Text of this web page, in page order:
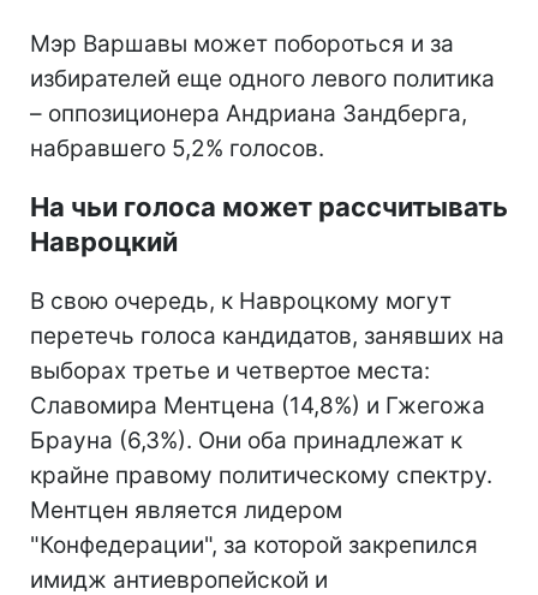
Мэр Варшавы может побороться и за
избирателей еще одного левого политика
– оппозиционера Андриана Зандберга,
набравшего 5,2% голосов.
На чьи голоса может рассчитывать
Навроцкий
В свою очередь, к Навроцкому могут
перетечь голоса кандидатов, занявших на
выборах третье и четвертое места:
Славомира Ментцена (14,8%) и Гжегожа
Брауна (6,3%). Они оба принадлежат к
крайне правому политическому спектру.
Ментцен является лидером
"Конфедерации", за которой закрепился
имидж антиевропейской и